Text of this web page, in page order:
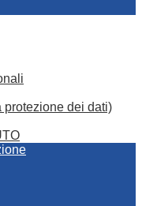
protezione dei dati)